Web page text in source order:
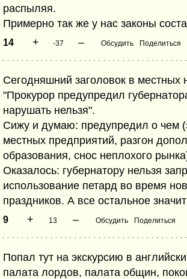
распыляя.
Примерно так же у нас законы
14 + -37 – Обсудить Поделиться
Сегодняшний заголовок в местных
"Прокурор предупредил
нарушать нельзя".
Сижу и думаю: предупредил о чем
местных предприятий, разгон
образования, снос неплохого
Оказалось: губернатору нельзя
использование петард во время
праздников. А все остальное
9 + 13 – Обсудить Поделиться
Попал тут на экскурсию в
палата лордов, палата общин,